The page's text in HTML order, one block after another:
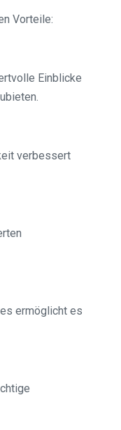
Vorteile:
Einblicke
verbessert
ermöglicht es